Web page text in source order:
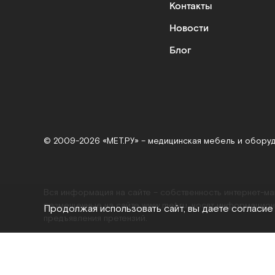
Контакты
Новости
Блог
© 2009-2026 «МЕТ.РУ» – медицинская мебель и
Вся информация на сайте – собственность
размещенные на сайтеwww.met.ru , носят
Продолжая использовать сайт, вы даете согласие